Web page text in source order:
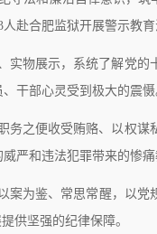
赴合肥监狱开展警示教育
物展示，系统了解党
干部心灵受到极大的震慑
之便收受贿赂、以权
严和违法犯罪带来的惨
为鉴、常思常醒，以
供坚强的纪律保障。